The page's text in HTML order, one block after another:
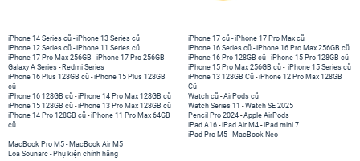
iPhone 14 Series cũ -iPhone 13 Series cũ
iPhone 12 Series cũ -iPhone 11 Series cũ
iPhone 17 Pro Max 256GB -iPhone 17 Pro 256GB
Galaxy A Series - Redmi Series
iPhone 17 cũ -iPhone 17 Pro Max cũ
iPhone 16 Series cũ - iPhone 16 Pro Max 256GB cũ
iPhone 16 Pro 128GB cũ -iPhone 15 Pro 128GB cũ
iPhone 15 Pro Max 256GB cũ - iPhone 15 Series cũ
iPhone 16 Plus 128GB cũ -iPhone 15 Plus 128GB
cũ
iPhone 16 128GB cũ -iPhone 14 Pro Max 128GB cũ
iPhone 15 128GB cũ -iPhone 13 Pro Max 128GB cũ
iPhone 14 Pro 128GB cũ -iPhone 11 Pro Max 64GB
cũ
iPhone 13 128GB Cũ -iPhone 12 Pro Max 128GB
Cũ
Watch cũ -AirPods cũ
Watch Series 11 -Watch SE 2025
Pencil Pro 2024 -Apple AirPods
iPad A16 -iPad Air M4 -iPad mini 7
iPad Pro M5 - MacBook Neo
MacBook Pro M5 - MacBook Air M5
Loa Sounarc - Phụ kiện chính hãng